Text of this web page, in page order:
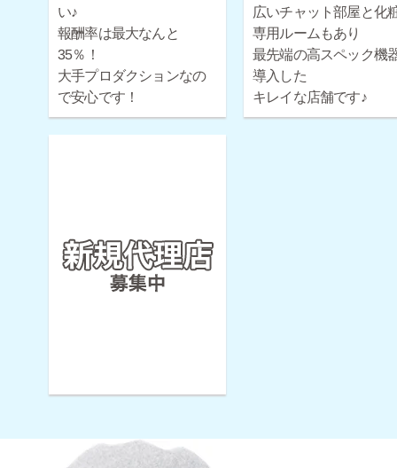
い♪
報酬率は最大なんと
35％！
大手プロダクションなの
で安心です！
広いチャット部屋と化
専用ルームもあり
最先端の高スペック機
導入した
キレイな店舗です♪